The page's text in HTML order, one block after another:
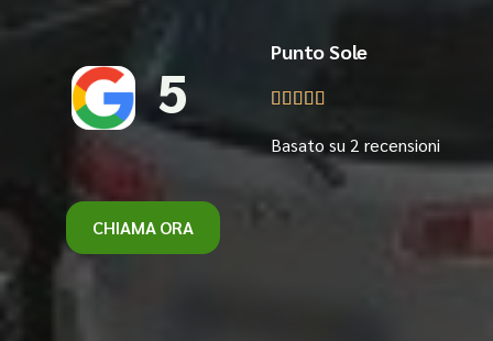
5
Punto Sole
    
Basato su 2 recensioni
CHIAMA ORA